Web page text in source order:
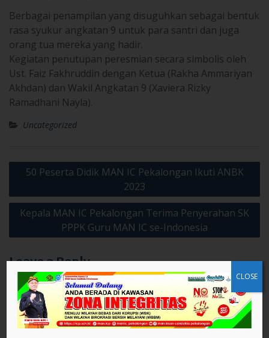
Berbagai penampilan yang disuguhkan sebagai bentuk
rasa syukur angkatan 9 untuk para santri dan juga
orang tua mereka yang hadir.
Kegiatan penutupan peresmian secara simbolis oleh
Ust. Faiz Fakhruddin dengan Ketua (Rakha Ammariyan
Akhdan) dan Wakil Angkatan 9 (Xaviera Rizky
Ramadhani Nayla).
Uncategorized
Post
50 Peserta Didik MAN IC Pekalongan Ikuti ANBK
2023
Kepala MAN IC Pekalongan Terima Penyerahan SK
PPPK Guru MAN IC se-Indonesia
Leave a Reply
Your email address will not be published.
Required fields are
marked*
Comment*
CLOSE